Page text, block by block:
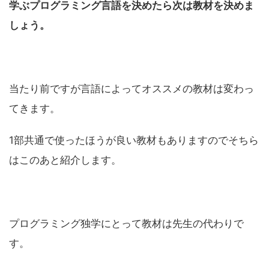
学ぶプログラミング言語を決めたら次は教材を決めま
しょう。
当たり前ですが言語によってオススメの教材は変わっ
てきます。
1部共通で使ったほうが良い教材もありますのでそちら
はこのあと紹介します。
プログラミング独学にとって教材は先生の代わりで
す。